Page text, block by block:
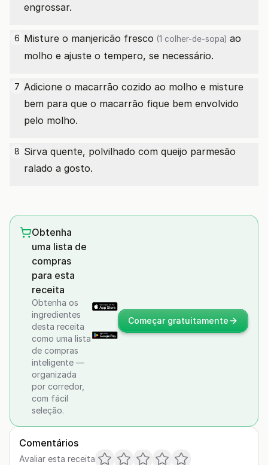
engrossar.
6 Misture o manjericão fresco (1 colher-de-sopa) ao
molho e ajuste o tempero, se necessário.
7 Adicione o macarrão cozido ao molho e misture
bem para que o macarrão fique bem envolvido
pelo molho.
8 Sirva quente, polvilhado com queijo parmesão
ralado a gosto.
Obtenha
uma lista de
compras
para esta
receita
Obtenha os
ingredientes
desta receita
como uma lista
de compras
inteligente —
organizada
por corredor,
com fácil
seleção.
Começar gratuitamente
Comentários
Avaliar esta receita